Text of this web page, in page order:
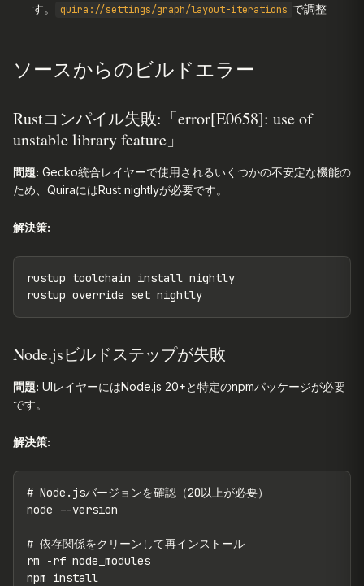
す。
quira://settings/graph/layout-iterations で調整
ソースからのビルドエラー
Rustコンパイル失敗:「error[E0658]: use of
unstable library feature」
問題: Gecko統合レイヤーで使用されるいくつかの不安定な機能の
ため、QuiraにはRust nightlyが必要です。
解決策:
rustup toolchain install nightly
rustup override set nightly
Node.jsビルドステップが失敗
問題: UIレイヤーにはNode.js 20+と特定のnpmパッケージが必要
です。
解決策:
# Node.jsバージョンを確認（20以上が必要）
node --version
# 依存関係をクリーンして再インストール
rm -rf node_modules
npm install